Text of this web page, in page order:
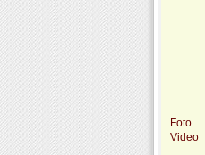
Foto
Video